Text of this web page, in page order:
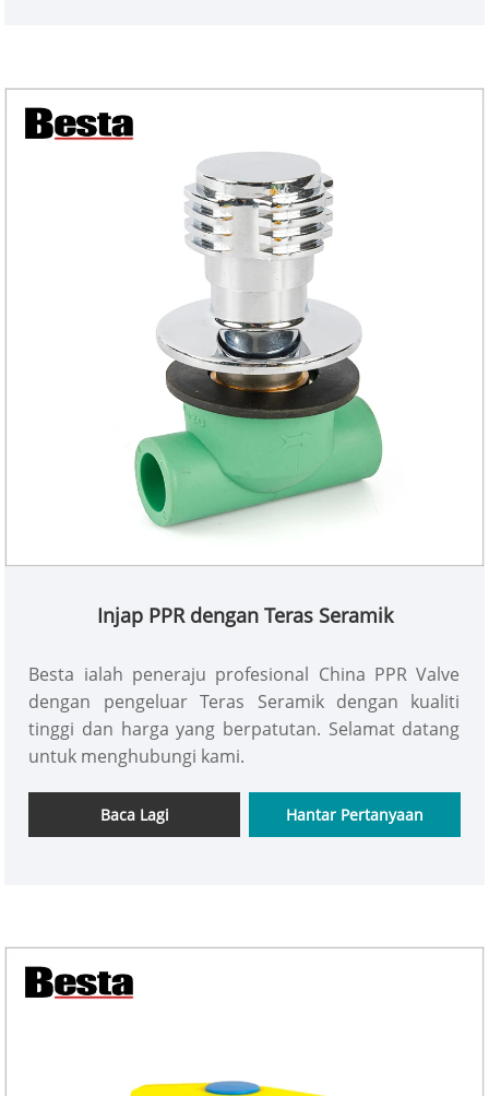
Injap PPR dengan Teras Seramik
Besta ialah peneraju profesional China PPR Valve
dengan pengeluar Teras Seramik dengan kualiti
tinggi dan harga yang berpatutan. Selamat datang
untuk menghubungi kami.
Baca Lagi Hantar Pertanyaan